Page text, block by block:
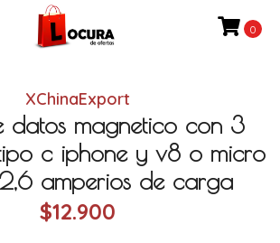
0
XChinaExport
datos magnetico con 3
c iphone y v8 o micro
amperios de carga
$12.900